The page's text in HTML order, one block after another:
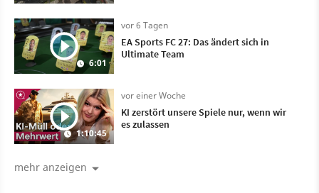
6:01
vor 6 Tagen
EA Sports FC 27: Das ändert sich in
Ultimate Team
1:10:45
vor einer Woche
KI zerstört unsere Spiele nur, wenn wir
es zulassen
mehr anzeigen